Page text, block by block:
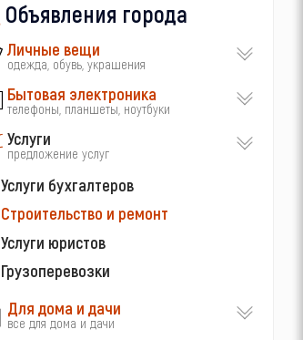
Объявления города
Личные вещи
одежда, обувь, украшения
Бытовая электроника
телефоны, планшеты, ноутбуки
Услуги
предложение услуг
Услуги бухгалтеров
Строительство и ремонт
Услуги юристов
Грузоперевозки
Для дома и дачи
все для дома и дачи